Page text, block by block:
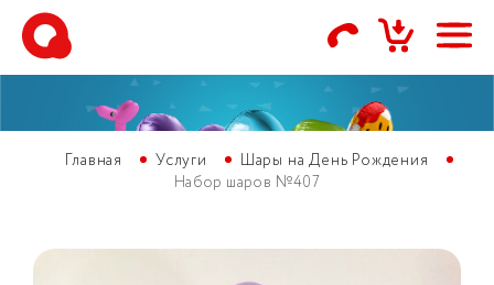
Главная Услуги
Шары на День Рождения
Набор шаров №407